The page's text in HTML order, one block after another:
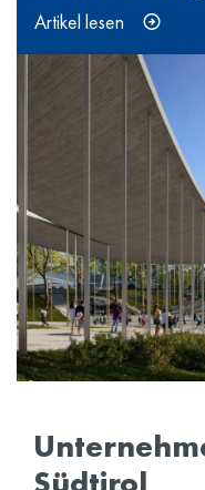
Artikel lesen